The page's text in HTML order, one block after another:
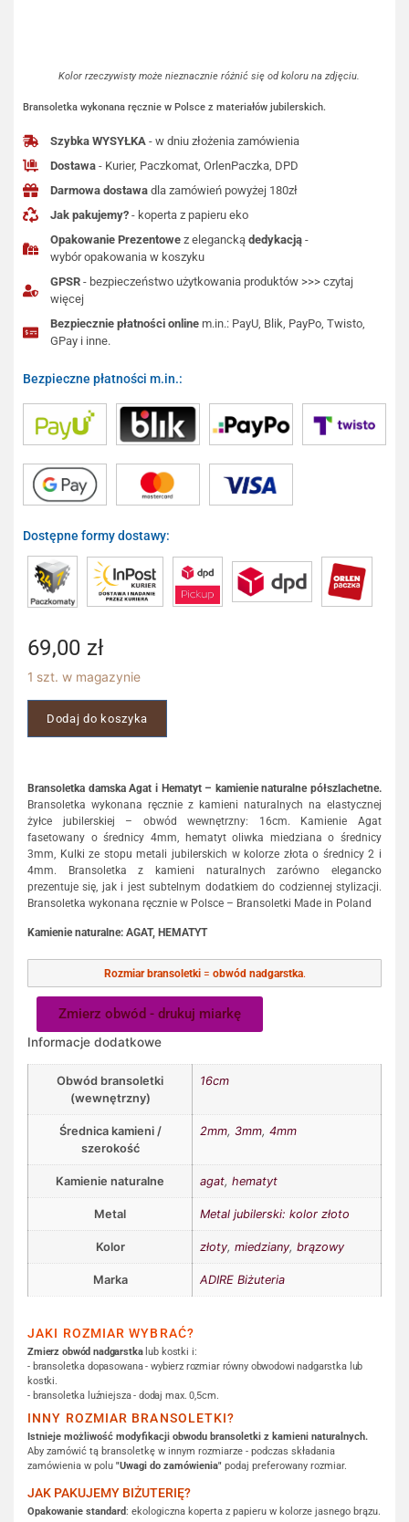
Kolor rzeczywisty może nieznacznie różnić się od koloru na zdjęciu.
Bransoletka wykonana ręcznie w Polsce z materiałów jubilerskich.
Szybka WYSYŁKA - w dniu złożenia zamówienia
Dostawa - Kurier, Paczkomat, OrlenPaczka, DPD
Darmowa dostawa dla zamówień powyżej 180zł
Jak pakujemy? - koperta z papieru eko
Opakowanie Prezentowe z eleganckądedykacją -
wybór opakowania w koszyku
GPSR - bezpieczeństwo użytkowania produktów >>> czytaj
więcej
Bezpiecznie płatności online m.in.: PayU, Blik, PayPo, Twisto,
GPay i inne.
Bezpieczne płatności m.in.:
Dostępne formy dostawy:
69,00 zł
1 szt. w magazynie
Dodaj do koszyka
Bransoletka damska Agat i Hematyt – kamienie naturalne półszlachetne.
Bransoletka wykonana ręcznie z kamieni naturalnych na elastycznej
żyłce jubilerskiej – obwód wewnętrzny: 16cm. Kamienie Agat
fasetowany o średnicy 4mm, hematyt oliwka miedziana o średnicy
3mm, Kulki ze stopu metali jubilerskich w kolorze złota o średnicy 2 i
4mm. Bransoletka z kamieni naturalnych zarówno elegancko
prezentuje się, jak i jest subtelnym dodatkiem do codziennej stylizacji.
Bransoletka wykonana ręcznie w Polsce – Bransoletki Made in Poland
Kamienie naturalne: AGAT, HEMATYT
Rozmiar bransoletki= obwód nadgarstka.
Zmierz obwód - drukuj miarkę
Informacje dodatkowe
Obwód bransoletki
(wewnętrzny)
16cm
Średnica kamieni /
szerokość
2mm, 3mm, 4mm
Kamienie naturalne agat, hematyt
Metal Metal jubilerski: kolor złoto
Kolor złoty, miedziany, brązowy
Marka ADIRE Biżuteria
JAKI ROZMIAR WYBRAĆ?
Zmierz obwód nadgarstkalub kostki i:
- bransoletka dopasowana - wybierz rozmiar równy obwodowi nadgarstka lub
kostki.
- bransoletka luźniejsza - dodaj max. 0,5cm.
INNY ROZMIAR BRANSOLETKI?
Istnieje możliwość modyfikacji obwodu bransoletki z kamieni naturalnych.
Aby zamówić tą bransoletkę w innym rozmiarze - podczas składania
zamówienia w polu "Uwagi do zamówienia" podaj preferowany rozmiar.
JAK PAKUJEMY BIŻUTERIĘ?
Opakowanie standard: ekologiczna koperta z papieru w kolorze jasnego brązu.